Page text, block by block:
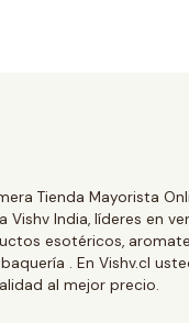
Tienda Mayorista
India, líderes en
esotéricos,
. En Vishv.cl
al mejor precio.